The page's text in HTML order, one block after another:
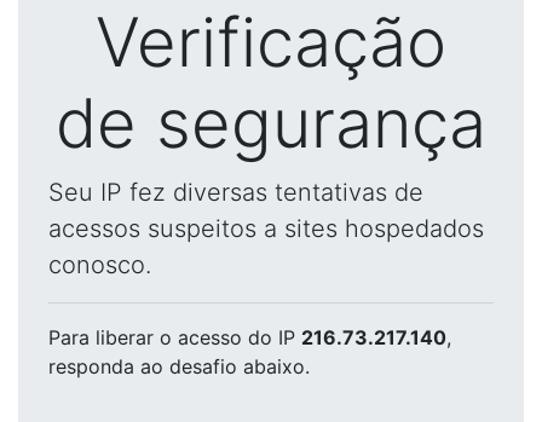
Verificação
de segurança
Seu IP fez diversas tentativas de
acessos suspeitos a sites hospedados
conosco.
Para liberar o acesso do IP 216.73.217.140,
responda ao desafio abaixo.